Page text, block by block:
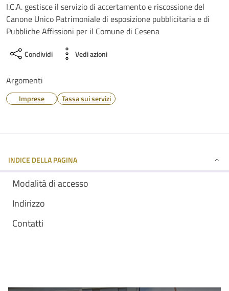
I.C.A. gestisce il servizio di accertamento e riscossione del
Canone Unico Patrimoniale di esposizione pubblicitaria e di
Pubbliche Affissioni per il Comune di Cesena
Condividi Vedi azioni
Argomenti
Imprese Tassa sui servizi
INDICE DELLA PAGINA
Modalità di accesso
Indirizzo
Contatti